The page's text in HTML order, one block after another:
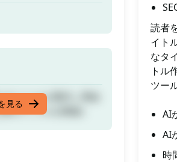
イトルを選択し理由
タイトルを模倣）
見る
読者
イト
なタ
トル
ツー
AI
AI
時